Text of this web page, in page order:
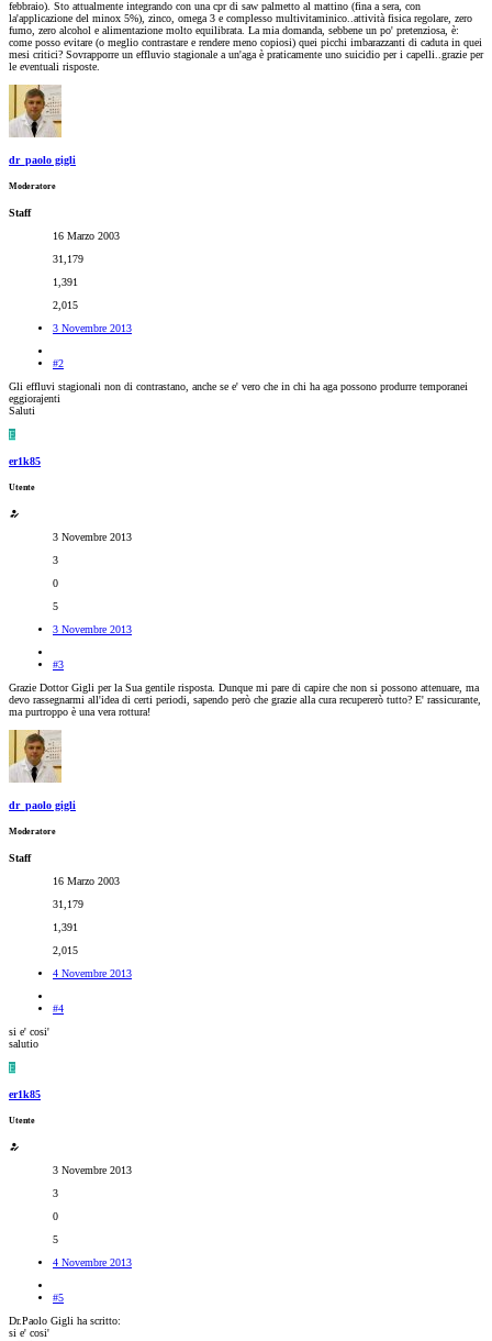
febbraio). Sto attualmente integrando con una cpr di saw palmetto al mattino (fina a sera, con
la'applicazione del minox 5%), zinco, omega 3 e complesso multivitaminico..attività fisica regolare, zero
fumo, zero alcohol e alimentazione molto equilibrata. La mia domanda, sebbene un po' pretenziosa, è:
come posso evitare (o meglio contrastare e rendere meno copiosi) quei picchi imbarazzanti di caduta in quei
mesi critici? Sovrapporre un effluvio stagionale a un'aga è praticamente uno suicidio per i capelli..grazie per
le eventuali risposte.
dr_paolo gigli
Moderatore
Staff
16 Marzo 2003
31,179
1,391
2,015
3 Novembre 2013
#2
Gli effluvi stagionali non di contrastano, anche se e' vero che in chi ha aga possono produrre temporanei
eggiorajenti
Saluti
E
er1k85
Utente
3 Novembre 2013
3
0
5
3 Novembre 2013
#3
Grazie Dottor Gigli per la Sua gentile risposta. Dunque mi pare di capire che non si possono attenuare, ma
devo rassegnarmi all'idea di certi periodi, sapendo però che grazie alla cura recupererò tutto? E' rassicurante,
ma purtroppo è una vera rottura!
dr_paolo gigli
Moderatore
Staff
16 Marzo 2003
31,179
1,391
2,015
4 Novembre 2013
#4
si e' cosi'
salutio
E
er1k85
Utente
3 Novembre 2013
3
0
5
4 Novembre 2013
#5
Dr.Paolo Gigli ha scritto:
si e' cosi'